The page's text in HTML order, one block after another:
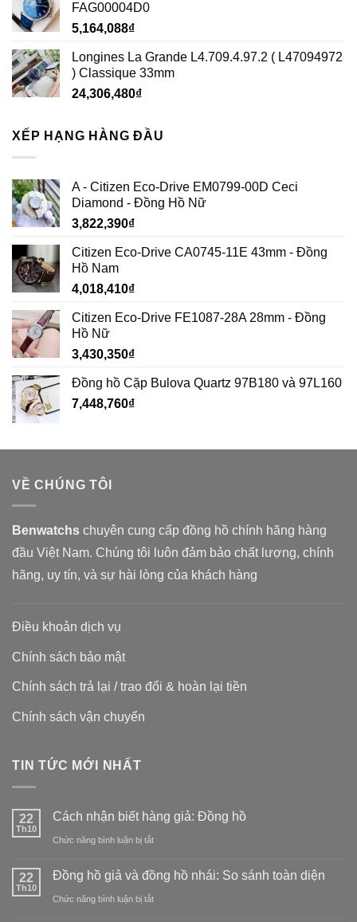
FAG00004D0
5,164,088₫
Longines La Grande L4.709.4.97.2 ( L47094972
) Classique 33mm
24,306,480₫
XẾP HẠNG HÀNG ĐẦU
A - Citizen Eco-Drive EM0799-00D Ceci
Diamond - Đồng Hồ Nữ
3,822,390₫
Citizen Eco-Drive CA0745-11E 43mm - Đồng
Hồ Nam
4,018,410₫
Citizen Eco-Drive FE1087-28A 28mm - Đồng
Hồ Nữ
3,430,350₫
Đồng hồ Cặp Bulova Quartz 97B180 và 97L160
7,448,760₫
VỀ CHÚNG TÔI
Benwatchs chuyên cung cấp đồng hồ chính hãng hàng
đầu Việt Nam. Chúng tôi luôn đảm bảo chất lượng, chính
hãng, uy tín, và sự hài lòng của khách hàng
Điều khoản dịch vụ
Chính sách bảo mật
Chính sách trả lại / trao đổi & hoàn lại tiền
Chính sách vận chuyển
TIN TỨC MỚI NHẤT
22
Th10
Cách nhận biết hàng giả: Đồng hồ
Chức năng bình luận bị tắtở
nhận
22
Th10
Đồng hồ giả và đồng hồ nhái: So sánh toàn diện
Chức năng bình luận bị tắtở